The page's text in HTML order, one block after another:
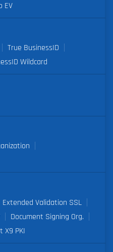
EV
True BusinessID
Wildcard
Extended Validation SSL
Document Signing Org.
X9 PKI